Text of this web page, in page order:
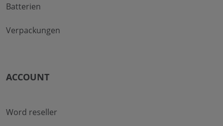
Batterien
Verpackungen
ACCOUNT
Word reseller